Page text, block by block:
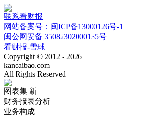
联系看财报
网站备案号：闽ICP备13000126号-1
闽公网安备 35082302000135号
看财报-雪球
Copyright © 2012 - 2026
kancaibao.com
All Rights Reserved
图表集 新
财务报表分析
业务构成